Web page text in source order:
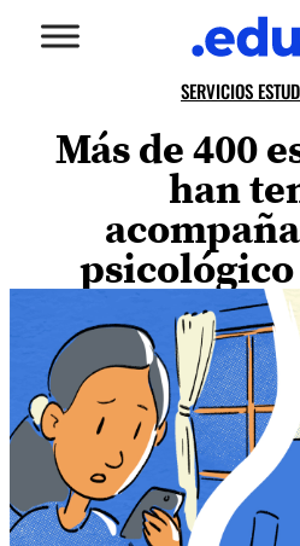
SERVICIOS
Más de 400
han